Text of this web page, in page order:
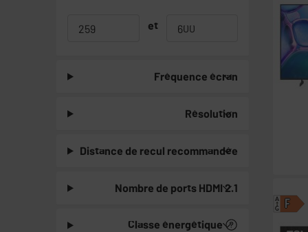
et
Fréquence écran
Résolution
Distance de recul recommandée
Nombre de ports HDMI 2.1
Classe énergétique
F
A
G